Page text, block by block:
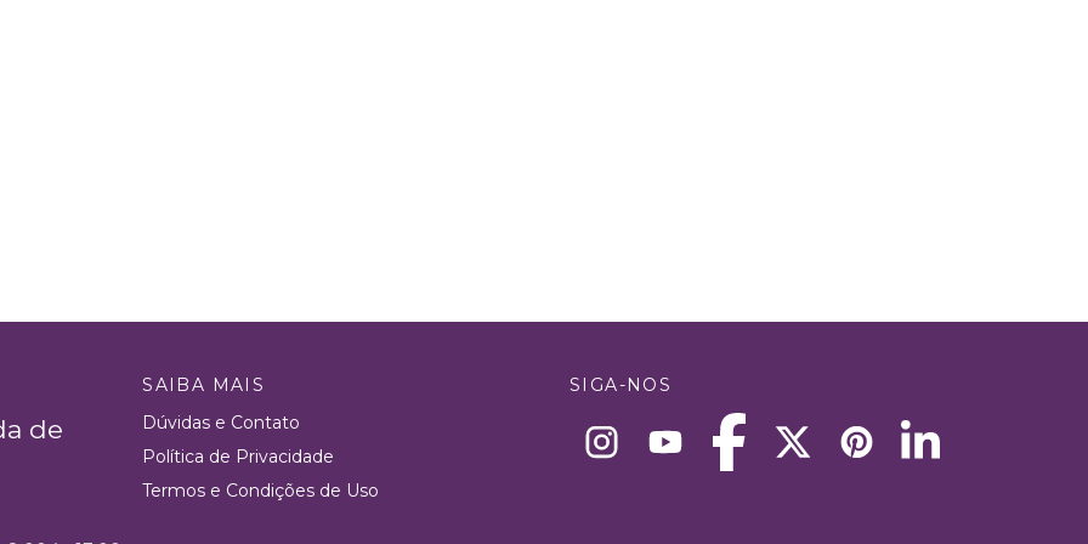
de
SAIBA MAIS
Dúvidas e Contato
Política de Privacidade
Termos e Condições de Uso
SIGA-NOS